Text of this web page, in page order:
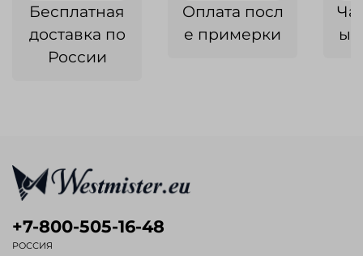
Бесплатная
доставка по
России
Оплата посл
е примерки
+7-800-505-16-48
РОССИЯ